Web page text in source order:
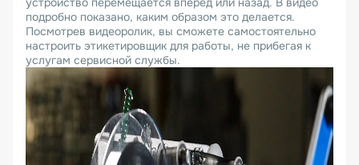
подробно показано, каким образом это делается.
Посмотрев видеоролик, вы сможете самостоятельно
настроить этикетировщик для работы, не прибегая к
услугам сервисной службы.